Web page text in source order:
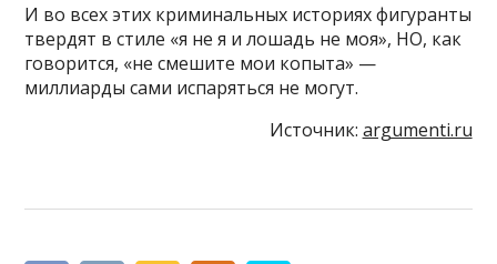
И во всех этих криминальных историях фигуранты
твердят в стиле «я не я и лошадь не моя», НО, как
говорится, «не смешите мои копыта» —
миллиарды сами испаряться не могут.
Источник: argumenti.ru